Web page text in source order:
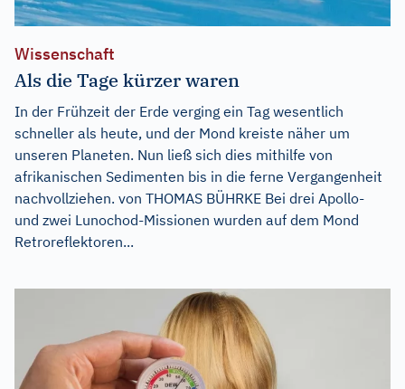
Wissenschaft
Als die Tage kürzer waren
In der Frühzeit der Erde verging ein Tag wesentlich
schneller als heute, und der Mond kreiste näher um
unseren Planeten. Nun ließ sich dies mithilfe von
afrikanischen Sedimenten bis in die ferne Vergangenheit
nachvollziehen. von THOMAS BÜHRKE Bei drei Apollo-
und zwei Lunochod-Missionen wurden auf dem Mond
Retroreflektoren...